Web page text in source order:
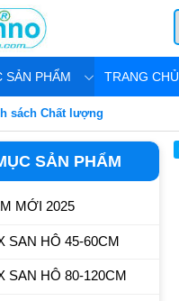
SẢN PHẨM TRANG CHỦ
sách Chất lượng
SẢN PHẨM
MỚI 2025
SAN HÔ 45-60CM
SAN HÔ 80-120CM